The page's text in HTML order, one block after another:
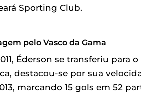
Sporting Club.
pelo Vasco da Gama
Éderson se transferiu para
destacou-se por sua
marcando 15 gols em 52